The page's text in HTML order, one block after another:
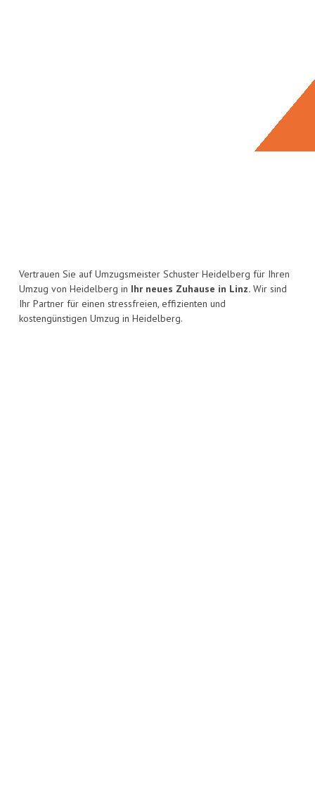
Vertrauen Sie auf Umzugsmeister Schuster Heidelberg für Ihren
Umzug von Heidelberg in Ihr neues Zuhause in Linz. Wir sind
Ihr Partner für einen stressfreien, effizienten und
kostengünstigen Umzug in Heidelberg.